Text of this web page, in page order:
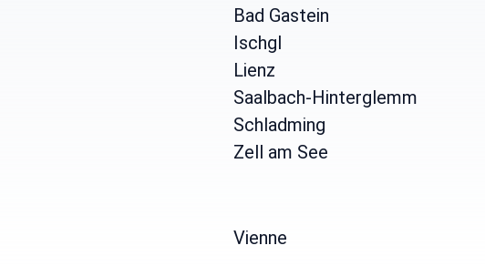
Bad Gastein
Ischgl
Lienz
Saalbach-Hinterglemm
Schladming
Zell am See
Vienne